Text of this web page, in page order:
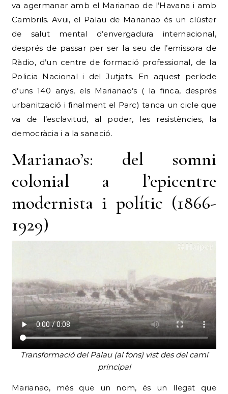
va agermanar amb el Marianao de l’Havana i amb
Cambrils. Avui, el Palau de Marianao és un clúster
de salut mental d’envergadura internacional,
després de passar per ser la seu de l’emissora de
Ràdio, d’un centre de formació professional, de la
Policia Nacional i del Jutjats. En aquest període
d’uns 140 anys, els Marianao’s ( la finca, després
urbanització i finalment el Parc) tanca un cicle que
va de l’esclavitud, al poder, les resistències, la
democràcia i a la sanació.
Marianao’s: del somni
colonial a l’epicentre
modernista i polític (1866-
1929)
Transformació del Palau (al fons) vist des del camí
principal
Marianao, més que un nom, és un llegat que